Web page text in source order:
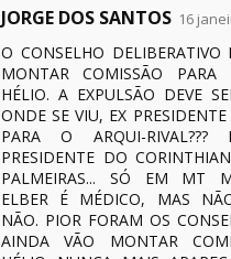
JORGE DOS SANTOS 16
O CONSELHO DELIBERATIVO
MONTAR COMISSÃO PARA
HÉLIO. A EXPULSÃO DEVE
ONDE SE VIU, EX
PARA O ARQUI-RIVAL???
PRESIDENTE DO
PALMEIRAS... SÓ EM MT
ELBER É MÉDICO, MAS
NÃO. PIOR FORAM OS
AINDA VÃO MONTAR